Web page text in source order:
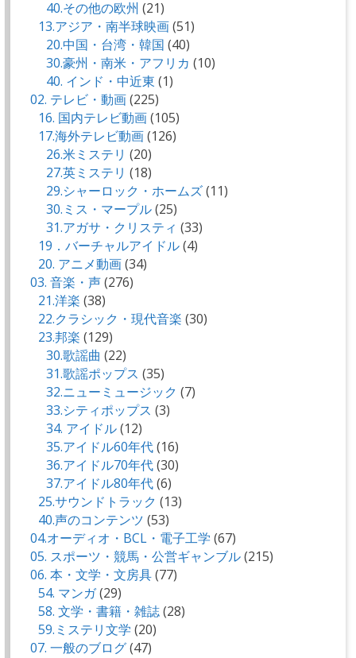
40.その他の欧州 (21)
13.アジア・南半球映画(51)
20.中国・台湾・韓国 (40)
30.豪州・南米・アフリカ (10)
40. インド・中近東 (1)
02. テレビ・動画(225)
16. 国内テレビ動画(105)
17.海外テレビ動画(126)
26.米ミステリ (20)
27.英ミステリ (18)
29.シャーロック・ホームズ(11)
30.ミス・マープル(25)
31.アガサ・クリスティ (33)
19．バーチャルアイドル(4)
20. アニメ動画(34)
03. 音楽・声(276)
21.洋楽 (38)
22.クラシック・現代音楽 (30)
23.邦楽 (129)
30.歌謡曲 (22)
31.歌謡ポップス (35)
32.ニューミュージック (7)
33.シティポップス (3)
34. アイドル(12)
35.アイドル60年代(16)
36.アイドル70年代(30)
37.アイドル80年代(6)
25.サウンドトラック (13)
40.声のコンテンツ (53)
04.オーディオ・BCL・電子工学 (67)
05. スポーツ・競馬・公営ギャンブル(215)
06. 本・文学・文房具(77)
54. マンガ(29)
58. 文学・書籍・雑誌(28)
59.ミステリ文学 (20)
07. 一般のブログ(47)